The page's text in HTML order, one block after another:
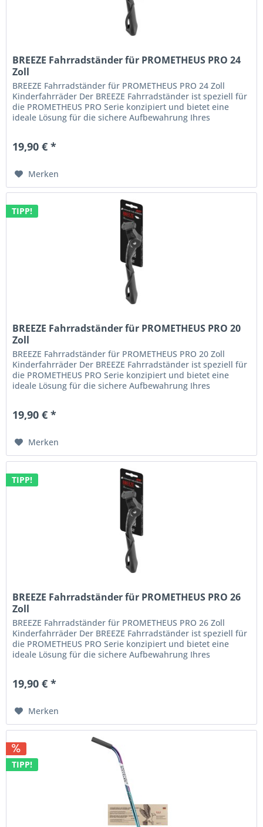
BREEZE Fahrradständer für PROMETHEUS PRO 24
Zoll
BREEZE Fahrradständer für PROMETHEUS PRO 24 Zoll
Kinderfahrräder Der BREEZE Fahrradständer ist speziell für
die PROMETHEUS PRO Serie konzipiert und bietet eine
ideale Lösung für die sichere Aufbewahrung Ihres
19,90 € *
Merken
TIPP!
BREEZE Fahrradständer für PROMETHEUS PRO 20
Zoll
BREEZE Fahrradständer für PROMETHEUS PRO 20 Zoll
Kinderfahrräder Der BREEZE Fahrradständer ist speziell für
die PROMETHEUS PRO Serie konzipiert und bietet eine
ideale Lösung für die sichere Aufbewahrung Ihres
19,90 € *
Merken
TIPP!
BREEZE Fahrradständer für PROMETHEUS PRO 26
Zoll
BREEZE Fahrradständer für PROMETHEUS PRO 26 Zoll
Kinderfahrräder Der BREEZE Fahrradständer ist speziell für
die PROMETHEUS PRO Serie konzipiert und bietet eine
ideale Lösung für die sichere Aufbewahrung Ihres
19,90 € *
Merken
TIPP!